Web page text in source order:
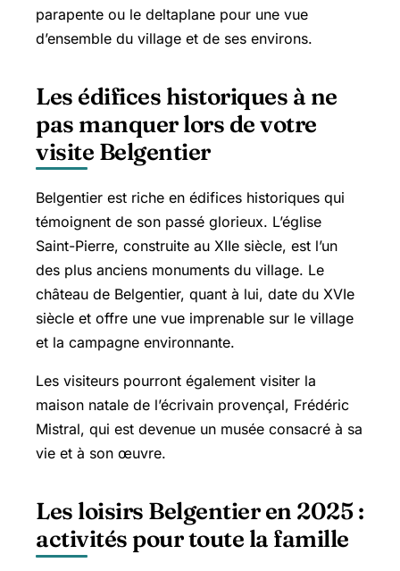
parapente ou le deltaplane pour une vue
d’ensemble du village et de ses environs.
Les édifices historiques à ne
pas manquer lors de votre
visite Belgentier
Belgentier est riche en édifices historiques qui
témoignent de son passé glorieux. L’église
Saint-Pierre, construite au XIIe siècle, est l’un
des plus anciens monuments du village. Le
château de Belgentier, quant à lui, date du XVIe
siècle et offre une vue imprenable sur le village
et la campagne environnante.
Les visiteurs pourront également visiter la
maison natale de l’écrivain provençal, Frédéric
Mistral, qui est devenue un musée consacré à sa
vie et à son œuvre.
Les loisirs Belgentier en 2025 :
activités pour toute la famille